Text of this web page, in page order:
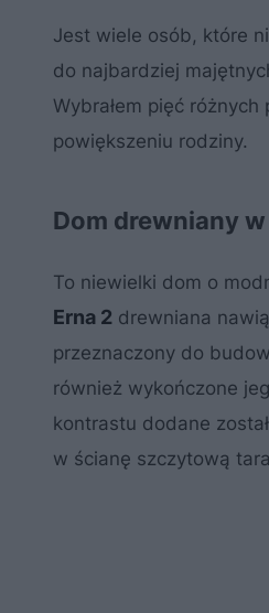
Jest wiele osób, które
do najbardziej
Wybrałem pięć
powiększeniu rodziny.
Dom drewniany
To niewielki dom o
Erna 2 drewniana
przeznaczony do
również wykończone
kontrastu dodane
w ścianę szczytową